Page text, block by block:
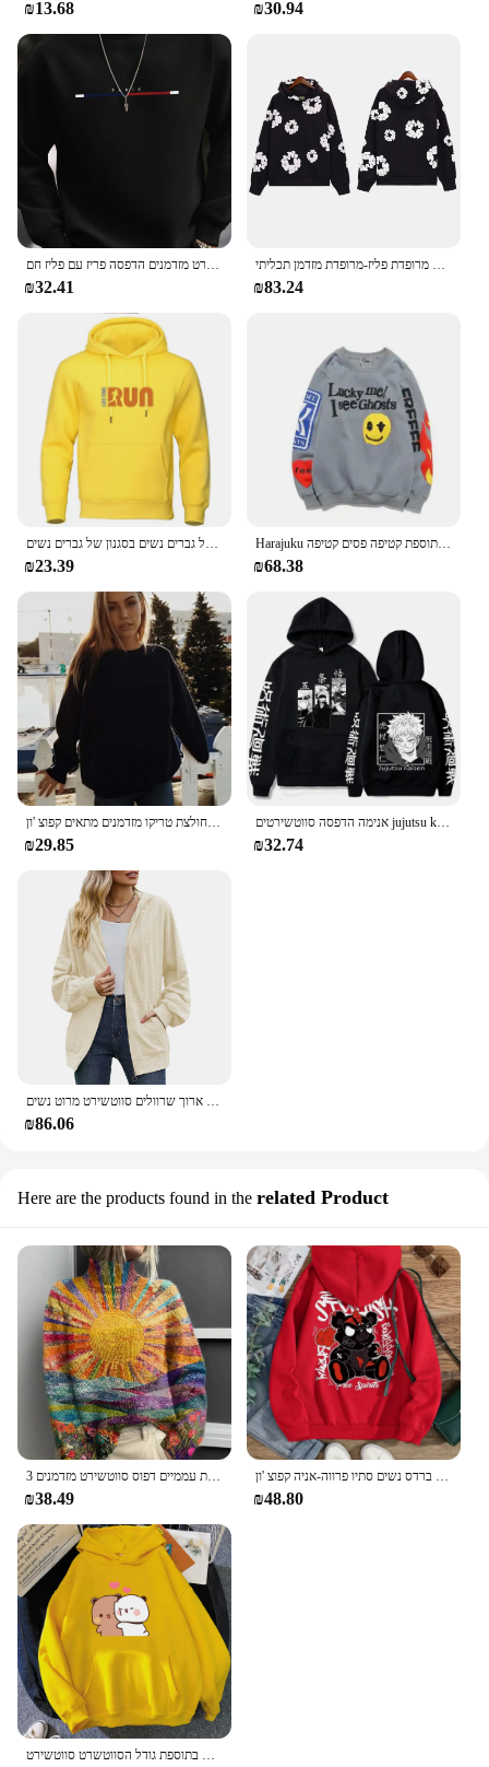
₪13.68 ₪30.94
גברים של סתיו וחורף ספורט מזדמנים הדפסה פריז עם פליז חם pulover עגול צוואר עגול סווטשירט ארוך שרוולים
₪32.41
סגנון אמריקאי היפ הופ עץ כותנה דפוס סווטשירטותשירט זוג גרסה מרופדת פליז-מרופדת מזדמן תכליתי
₪83.24
גברים של קפוצ 'ון אופנה של גברים בסגנון של גברים נשים בסגנון של גברים נשים
₪23.39
Harajuku רטרו מכתב להבה הדפסה עגול סווטשירטים לגברים ולנשים בתוספת קטיפה פסים קטיפה
₪68.38
נשים סווטשירט בצבע מוצק חולצת טריקו מזדמנים מתאים קפוצ 'ון harajuku אסתטי פסים לבנים חולצות פופ קוריאני
₪29.85
אנימה הדפסה סווטשירטים jujutsu kaisen גברים של גברים harajuku סתיו חורף פסים גליונות yuji
₪32.74
₪86.06
Here are the products found in the related Product
₪38.49 ₪48.80